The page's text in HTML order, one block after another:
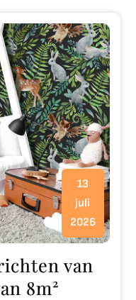
13
juli
2026
van
8m²